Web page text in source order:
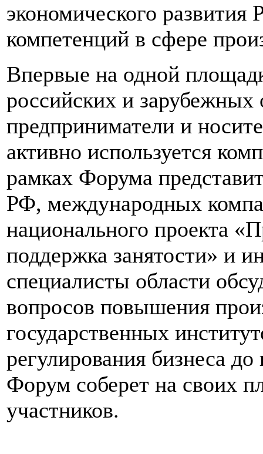
экономического
компетенций в сфере
Впервые на одной
российских и зарубежных
предприниматели и
активно используется
рамках Форума
РФ, международных
национального проекта
поддержка занятости» и
специалисты области
вопросов повышения
государственных
регулирования бизнеса
Форум соберет на своих
участников.